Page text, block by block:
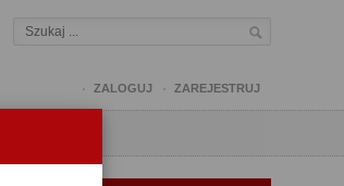
ZALOGUJ ZAREJESTRUJ